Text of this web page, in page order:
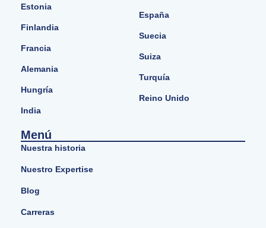
Estonia
Finlandia
Francia
Alemania
Hungría
India
España
Suecia
Suiza
Turquía
Reino Unido
Menú
Nuestra historia
Nuestro Expertise
Blog
Carreras